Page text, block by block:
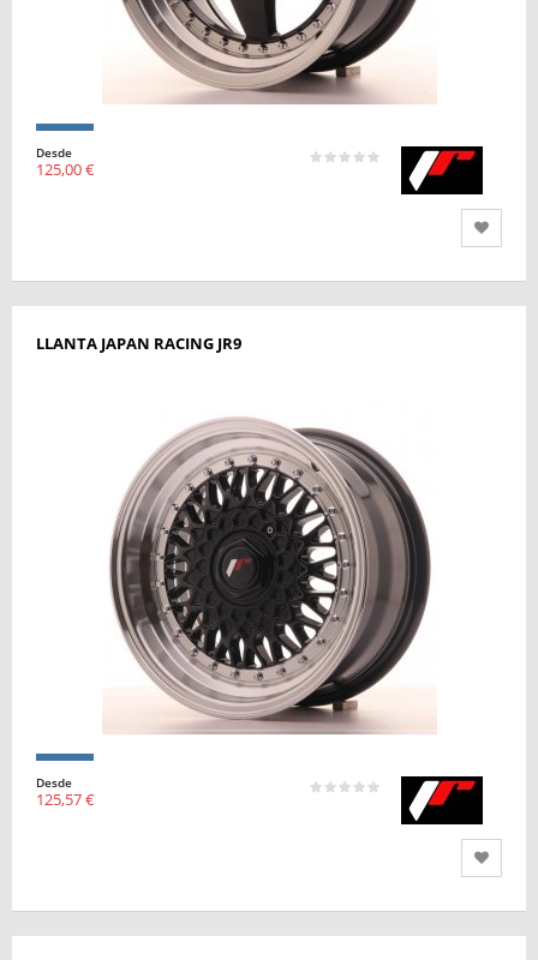
Desde
125,00 €
LLANTA JAPAN RACING JR9
Desde
125,57 €